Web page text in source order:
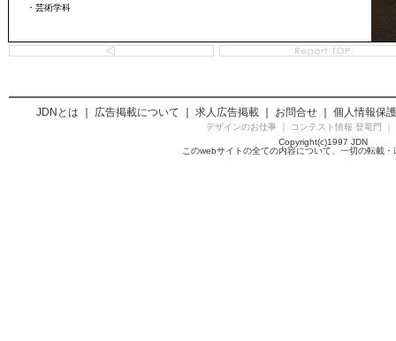
・芸術学科
JDNとは 広告掲載について 求人広告掲載 お問合せ 個人情報保
デザインのお仕事｜ コンテスト情報 登竜門
Copyright(c)1997 JDN
このwebサイトの全ての内容について、一切の転載